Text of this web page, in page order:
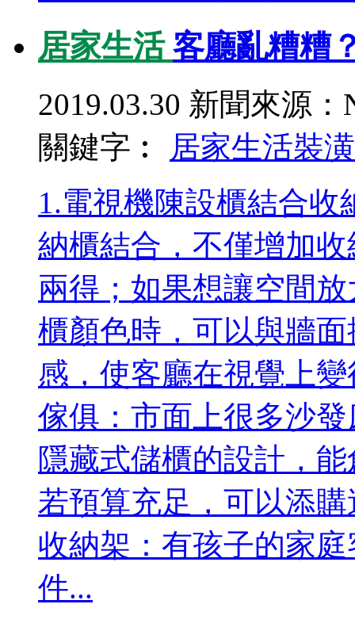
居家生活 客廳亂糟糟
2019.03.30 新聞來源：
關鍵字︰
居家生活裝潢
1.電視機陳設櫃結合
納櫃結合，不僅增加
兩得；如果想讓空間
櫃顏色時，可以與牆
感，使客廳在視覺上
傢俱：市面上很多沙
隱藏式儲櫃的設計，
若預算充足，可以添
收納架：有孩子的家
件...